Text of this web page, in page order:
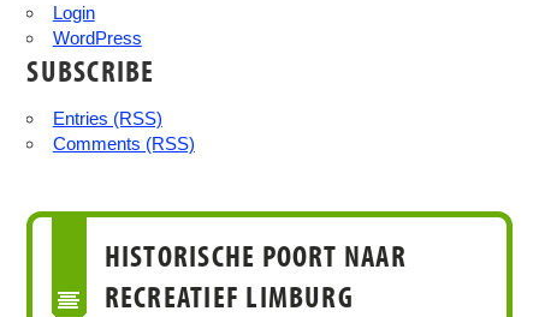
Login
WordPress
SUBSCRIBE
Entries (RSS)
Comments (RSS)
HISTORISCHE POORT NAAR
RECREATIEF LIMBURG